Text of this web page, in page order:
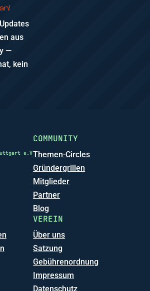
aus
—
kein
e.V
COMMUNITY
Themen-Circles
Gründergrillen
Mitglieder
Partner
Blog
VEREIN
Über uns
Satzung
Gebührenordnung
Impressum
Datenschutz